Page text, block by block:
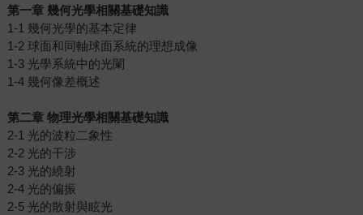
第一章 幾何光學相關基礎知識
1-1 幾何光學的基本定律
1-2 球面和同軸球面系統的理想成像
1-3 光學系統中的光闌
1-4 幾何像差概述
第二章 物理光學相關基礎知識
2-1 光的波粒二象性
2-2 光的干涉
2-3 光的繞射
2-4 光的偏振
2-5 光的散射與眩光